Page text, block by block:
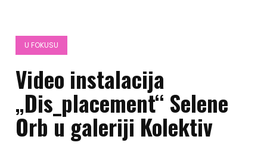
U FOKUSU
Video instalacija
„Dis_placement“ Selene
Orb u galeriji Kolektiv